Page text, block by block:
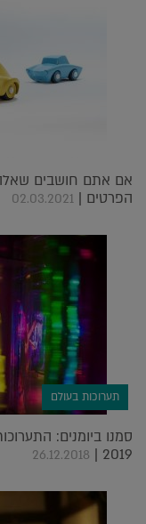
אם אתם חושבים
הפרטים | 02.03.2021
תערוכות בעולם
סמנו ביומנים:
2019 |
26.12.2018